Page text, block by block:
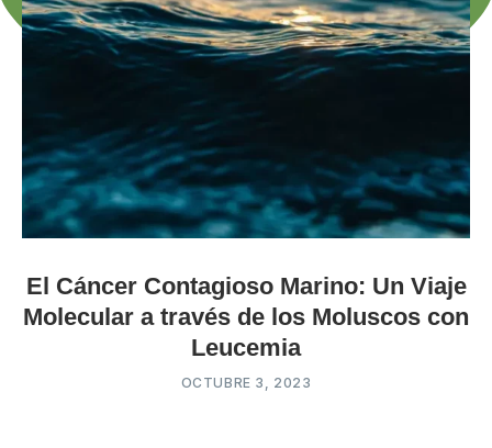
El Cáncer Contagioso Marino: Un Viaje
Molecular a través de los Moluscos con
Leucemia
OCTUBRE 3, 2023